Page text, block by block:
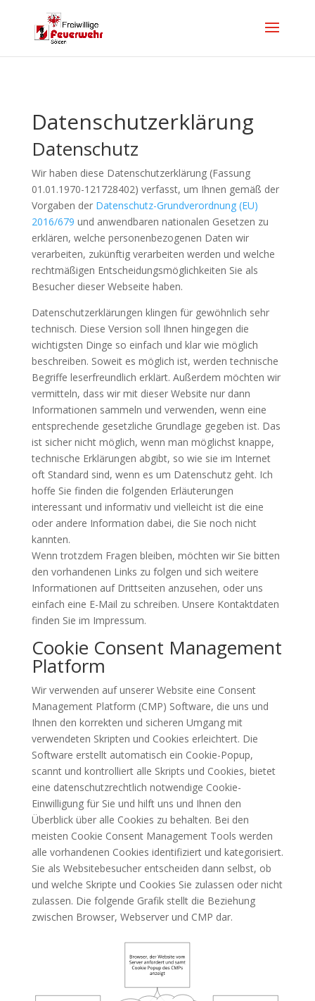
Datenschutzerklärung
Datenschutz
Wir haben diese Datenschutzerklärung (Fassung
01.01.1970-121728402) verfasst, um Ihnen gemäß der
Vorgaben der Datenschutz-Grundverordnung (EU)
2016/679 und anwendbaren nationalen Gesetzen zu
erklären, welche personenbezogenen Daten wir
verarbeiten, zukünftig verarbeiten werden und welche
rechtmäßigen Entscheidungsmöglichkeiten Sie als
Besucher dieser Webseite haben.
Datenschutzerklärungen klingen für gewöhnlich sehr
technisch. Diese Version soll Ihnen hingegen die
wichtigsten Dinge so einfach und klar wie möglich
beschreiben. Soweit es möglich ist, werden technische
Begriffe leserfreundlich erklärt. Außerdem möchten wir
vermitteln, dass wir mit dieser Website nur dann
Informationen sammeln und verwenden, wenn eine
entsprechende gesetzliche Grundlage gegeben ist. Das
ist sicher nicht möglich, wenn man möglichst knappe,
technische Erklärungen abgibt, so wie sie im Internet
oft Standard sind, wenn es um Datenschutz geht. Ich
hoffe Sie finden die folgenden Erläuterungen
interessant und informativ und vielleicht ist die eine
oder andere Information dabei, die Sie noch nicht
kannten.
Wenn trotzdem Fragen bleiben, möchten wir Sie bitten
den vorhandenen Links zu folgen und sich weitere
Informationen auf Drittseiten anzusehen, oder uns
einfach eine E-Mail zu schreiben. Unsere Kontaktdaten
finden Sie im Impressum.
Cookie Consent Management
Platform
Wir verwenden auf unserer Website eine Consent
Management Platform (CMP) Software, die uns und
Ihnen den korrekten und sicheren Umgang mit
verwendeten Skripten und Cookies erleichtert. Die
Software erstellt automatisch ein Cookie-Popup,
scannt und kontrolliert alle Skripts und Cookies, bietet
eine datenschutzrechtlich notwendige Cookie-
Einwilligung für Sie und hilft uns und Ihnen den
Überblick über alle Cookies zu behalten. Bei den
meisten Cookie Consent Management Tools werden
alle vorhandenen Cookies identifiziert und kategorisiert.
Sie als Websitebesucher entscheiden dann selbst, ob
und welche Skripte und Cookies Sie zulassen oder nicht
zulassen. Die folgende Grafik stellt die Beziehung
zwischen Browser, Webserver und CMP dar.